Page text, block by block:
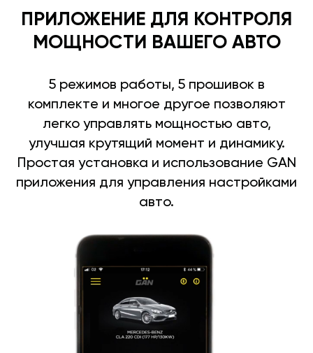
ПРИЛОЖЕНИЕ ДЛЯ КОНТРОЛЯ
МОЩНОСТИ ВАШЕГО АВТО
5 режимов работы, 5 прошивок в
комплекте и многое другое позволяют
легко управлять мощностью авто,
улучшая крутящий момент и динамику.
Простая установка и использование GAN
приложения для управления настройками
авто.